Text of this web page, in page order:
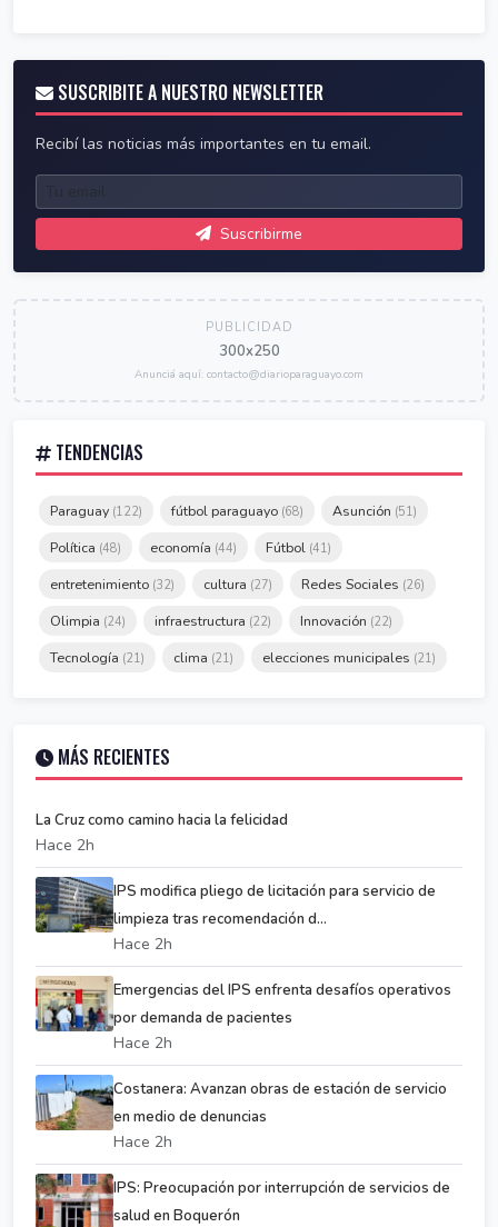
SUSCRIBITE A NUESTRO NEWSLETTER
Recibí las noticias más importantes en tu email.
Suscribirme
PUBLICIDAD
300x250
Anunciá aquí: contacto@diarioparaguayo.com
TENDENCIAS
Paraguay (122) fútbol paraguayo (68) Asunción (51)
Política (48) economía (44) Fútbol (41)
entretenimiento (32) cultura (27) Redes Sociales (26)
Olimpia (24) infraestructura (22) Innovación (22)
Tecnología (21) clima (21) elecciones municipales (21)
MÁS RECIENTES
La Cruz como camino hacia la felicidad
Hace 2h
IPS modifica pliego de licitación para servicio de
limpieza tras recomendación d...
Hace 2h
Emergencias del IPS enfrenta desafíos operativos
por demanda de pacientes
Hace 2h
Costanera: Avanzan obras de estación de servicio
en medio de denuncias
Hace 2h
IPS: Preocupación por interrupción de servicios de
salud en Boquerón